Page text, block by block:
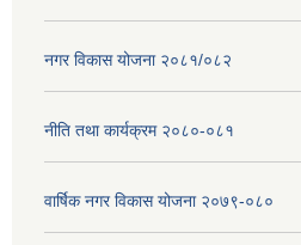
नगर विकास योजना २०८१/०८२
नीति तथा कार्यक्रम २०८०-०८१
वार्षिक नगर विकास योजना २०७९-०८०